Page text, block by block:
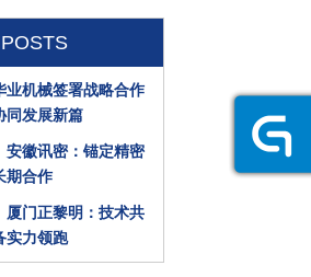
业机械签署战略合作
同发展新篇
安徽讯密：锚定精密
期合作
厦门正黎明：技术共
实力领跑